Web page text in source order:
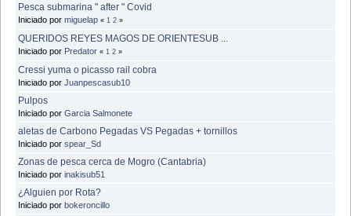
Pesca submarina " after " Covid
Iniciado por miguelap « 1 2 »
QUERIDOS REYES MAGOS DE ORIENTESUB ...
Iniciado por Predator « 1 2 »
Cressi yuma o picasso rail cobra
Iniciado por Juanpescasub10
Pulpos
Iniciado por Garcia Salmonete
aletas de Carbono Pegadas VS Pegadas + tornillos
Iniciado por spear_Sd
Zonas de pesca cerca de Mogro (Cantabria)
Iniciado por inakisub51
¿Alguien por Rota?
Iniciado por bokeroncillo